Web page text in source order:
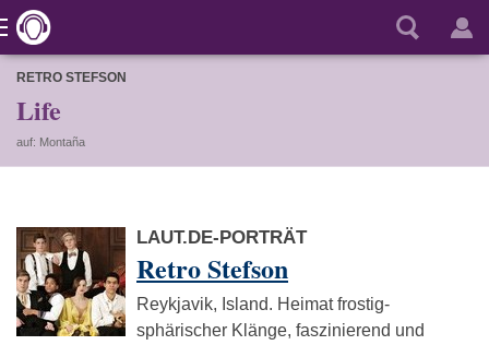
RETRO STEFSON
Life
auf: Montaña
LAUT.DE-PORTRÄT
Retro Stefson
Reykjavik, Island. Heimat frostig-
sphärischer Klänge, faszinierend und